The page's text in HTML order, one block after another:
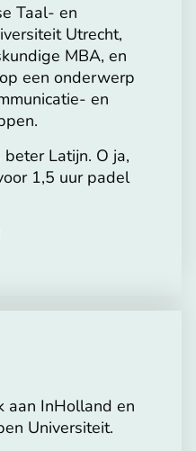
Taal- en
Utrecht,
MBA, en
een onderwerp
en
Latijn. O ja,
1,5 uur padel
aan InHolland en
Universiteit.